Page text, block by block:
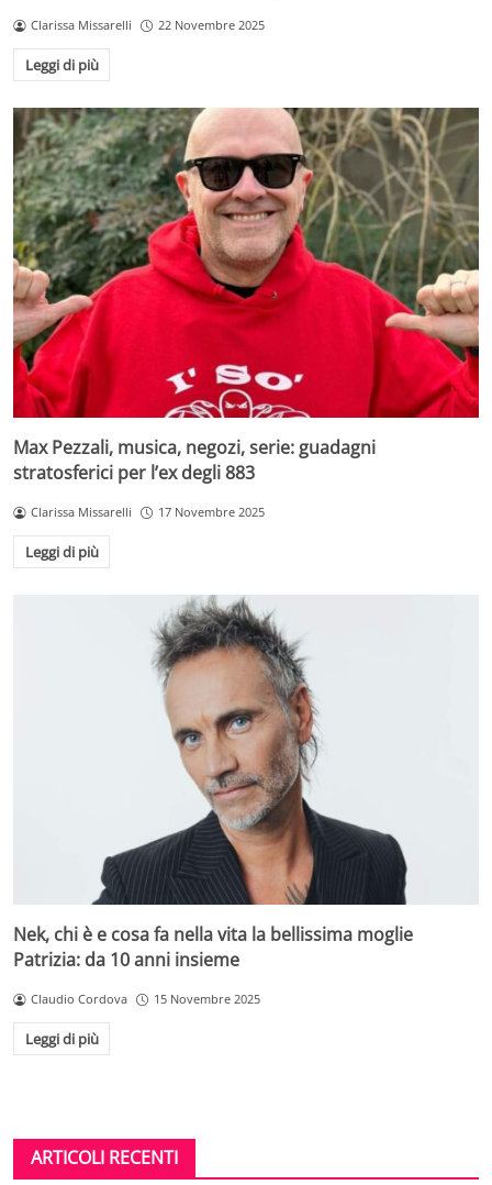
Clarissa Missarelli 22 Novembre 2025
Leggi di più
Max Pezzali, musica, negozi, serie: guadagni
stratosferici per l’ex degli 883
Clarissa Missarelli 17 Novembre 2025
Leggi di più
Nek, chi è e cosa fa nella vita la bellissima moglie
Patrizia: da 10 anni insieme
Claudio Cordova 15 Novembre 2025
Leggi di più
ARTICOLI RECENTI